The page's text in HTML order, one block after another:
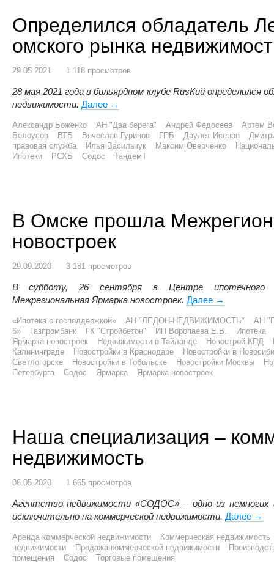
Определился обладатель
омского рынка
29.05.2021 1 118 просмотров
28 мая 2021 года в бильярдном клубе RusКий определился
недвижимости. Далее Определился обладатель Летнего
→
Александр Боженко АН "Два берега" Андрей Федосеев
Артем
Белоусов
ВТБ Вячеслав Гуринов ГПБ Даулет Исенов
правовая служба
Илья Васильчук Максим Оверченко
Ипотеки
РСХБ Содос ТандемТ
В Омске прошла
новостроек
29.09.2020 3 181 просмотров
В субботу, 26 сентября в Центре ипотечного
Межрегиональная Ярмарка новостроек. Далее В Омске
→
«Ипотека с господдержкой» АН "ЛЕДОН-НЕДВИЖИМОСТЬ"
АН
6»
Газпромбанк ГК "Стройбетон" ИП Воропаева Е.В.
Ипотека
Ярмарка новостроек
Недвижимости в Тайланде Новострой КПД
Калининграде
Новостройки в Краснодаре
Новостройки в
Светлогорске
Новостройки в Тобольске Новостройки Москвы
Петербурга
Содос Ярмарка Ярмарка новостроек
Наша специализация –
недвижимость
06.05.2020 1 665 просмотров
Агентство недвижимости «СОДОС» – одно из немногих
исключительно на коммерческой недвижимости. Далее →
Аренда коммерческой недвижимости
Коммерческая недвижимость
недвижимости
Продажа коммерческой недвижимости
помещения
Содос Торговые помещения